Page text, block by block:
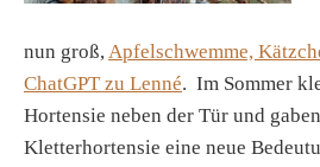
nun groß,Apfelschwemme,
ChatGPT zu Lenné. Im Sommer
Hortensie neben der Tür und
Kletterhortensie eine neue